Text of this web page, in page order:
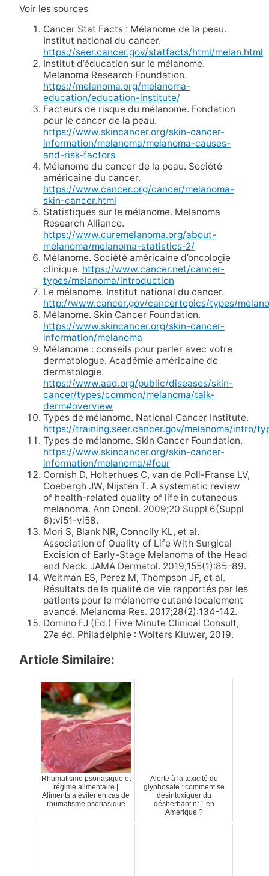
Voir les sources
Cancer Stat Facts : Mélanome de la peau.
Institut national du cancer.
https://seer.cancer.gov/statfacts/html/melan.html
Institut d’éducation sur le mélanome.
Melanoma Research Foundation.
https://melanoma.org/melanoma-
education/education-institute/
Facteurs de risque du mélanome. Fondation
pour le cancer de la peau.
https://www.skincancer.org/skin-cancer-
information/melanoma/melanoma-causes-
and-risk-factors
Mélanome du cancer de la peau. Société
américaine du cancer.
https://www.cancer.org/cancer/melanoma-
skin-cancer.html
Statistiques sur le mélanome. Melanoma
Research Alliance.
https://www.curemelanoma.org/about-
melanoma/melanoma-statistics-2/
Mélanome. Société américaine d’oncologie
clinique. https://www.cancer.net/cancer-
types/melanoma/introduction
Le mélanome. Institut national du cancer.
http://www.cancer.gov/cancertopics/types/
Mélanome. Skin Cancer Foundation.
https://www.skincancer.org/skin-cancer-
information/melanoma
Mélanome : conseils pour parler avec votre
dermatologue. Académie américaine de
dermatologie.
https://www.aad.org/public/diseases/skin-
cancer/types/common/melanoma/talk-
derm#overview
Types de mélanome. National Cancer Institute.
https://training.seer.cancer.gov/melanoma/intro/
Types de mélanome. Skin Cancer Foundation.
https://www.skincancer.org/skin-cancer-
information/melanoma/#four
Cornish D, Holterhues C, van de Poll-Franse LV,
Coebergh JW, Nijsten T. A systematic review
of health-related quality of life in cutaneous
melanoma. Ann Oncol. 2009;20 Suppl 6(Suppl
6):vi51-vi58.
Mori S, Blank NR, Connolly KL, et al.
Association of Quality of Life With Surgical
Excision of Early-Stage Melanoma of the Head
and Neck. JAMA Dermatol. 2019;155(1):85–89.
Weitman ES, Perez M, Thompson JF, et al.
Résultats de la qualité de vie rapportés par les
patients pour le mélanome cutané localement
avancé. Melanoma Res. 2017;28(2):134-142.
Domino FJ (Ed.) Five Minute Clinical Consult,
27e éd. Philadelphie : Wolters Kluwer, 2019.
Article Similaire:
Rhumatisme psoriasique et
régime alimentaire |
Aliments à éviter en cas de
rhumatisme psoriasique
Alerte à la toxicité du
glyphosate : comment se
désintoxiquer du
désherbant n°1 en
Amérique ?